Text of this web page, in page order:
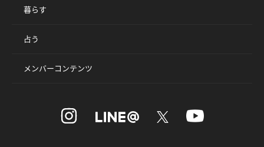
暮らす
占う
メンバーコンテンツ